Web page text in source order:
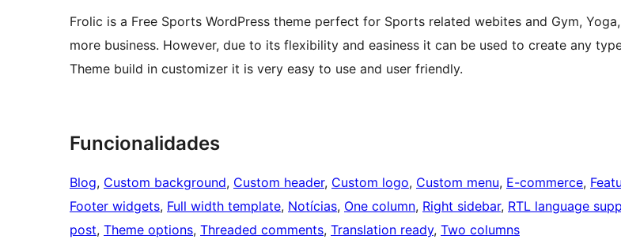
Frolic is a Free Sports WordPress theme perfect for Sports related webites and Gym,
more business. However, due to its flexibility and easiness it can be used to create any
Theme build in customizer it is very easy to use and user friendly.
Funcionalidades
Blog, Custom background, Custom header, Custom logo, Custom menu, E-commerce,
Footer widgets, Full width template, Notícias, One column, Right sidebar, RTL language
post, Theme options, Threaded comments, Translation ready, Two columns